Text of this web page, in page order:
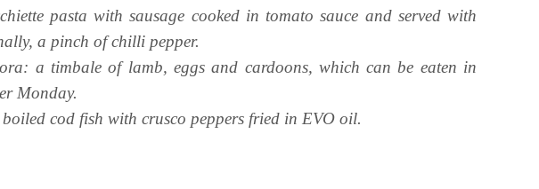
pasta with sausage cooked in tomato sauce and served with
a pinch of chilli pepper.
a timbale of lamb, eggs and cardoons, which can be eaten in
Monday.
cod fish with crusco peppers fried in EVO oil.